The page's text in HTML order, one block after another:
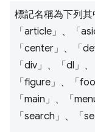
標記名稱為下列其
「article」、「
「center」、「
「div」、「dl」
「figure」、「
「main」、「
「search」、「